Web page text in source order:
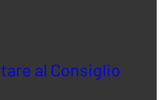
al Consiglio